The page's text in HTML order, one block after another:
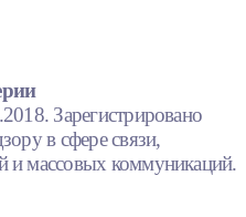
Зарегистрировано
в сфере связи,
и массовых коммуникаций.